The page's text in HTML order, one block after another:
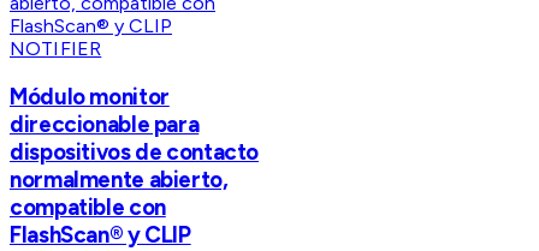
NOTIFIER
Módulo monitor
direccionable para
dispositivos de contacto
normalmente abierto,
compatible con
FlashScan® y CLIP